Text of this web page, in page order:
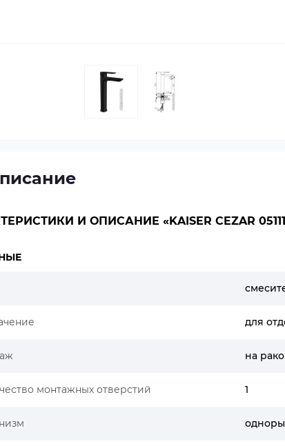
И ОПИСАНИЕ «KAISER CEZAR
для
на
монтажных отверстий 1